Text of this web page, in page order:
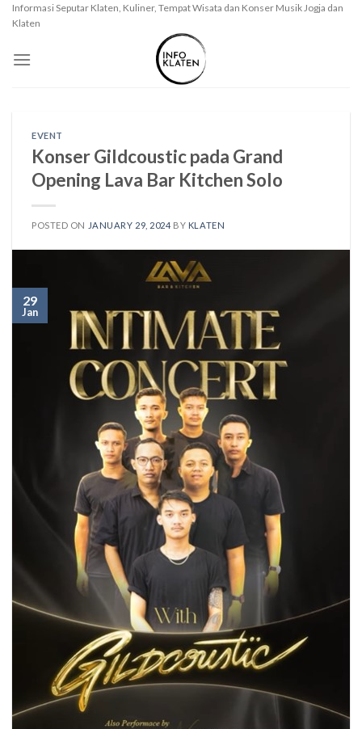
SkipInformasi Seputar Klaten, Kuliner, Tempat Wisata dan Konser Musik Jogja dan
Klaten
EVENT
Konser Gildcoustic pada Grand
Opening Lava Bar Kitchen Solo
POSTED ON JANUARY 29, 2024 BY KLATEN
29
Jan